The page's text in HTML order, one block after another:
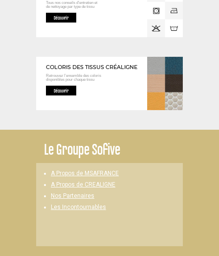
Tous nos conseils d’entretien et
de nettoyage par type de tissu
Découvrir
COLORIS DES TISSUS CRÉALIGNE
Retrouvez l’ensemble des coloris
disponibles pour chaque tissu
Découvrir
LeGroupe Sofive
A Propos de MSAFRANCE
A Propos de CREALIGNE
Nos Partenaires
Les Incontournables